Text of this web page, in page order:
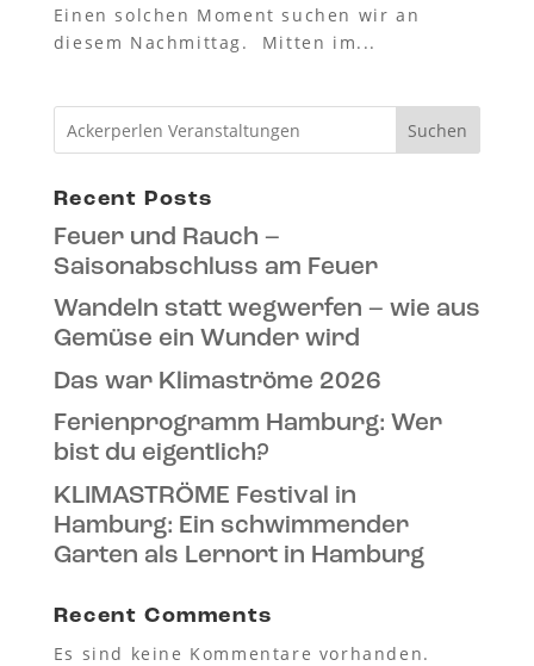
Einen solchen Moment suchen wir an
diesem Nachmittag. Mitten im...
Suchen
Recent Posts
Feuer und Rauch –
Saisonabschluss am Feuer
Wandeln statt wegwerfen – wie aus
Gemüse ein Wunder wird
Das war Klimaströme 2026
Ferienprogramm Hamburg: Wer
bist du eigentlich?
KLIMASTRÖME Festival in
Hamburg: Ein schwimmender
Garten als Lernort in Hamburg
Recent Comments
Es sind keine Kommentare vorhanden.